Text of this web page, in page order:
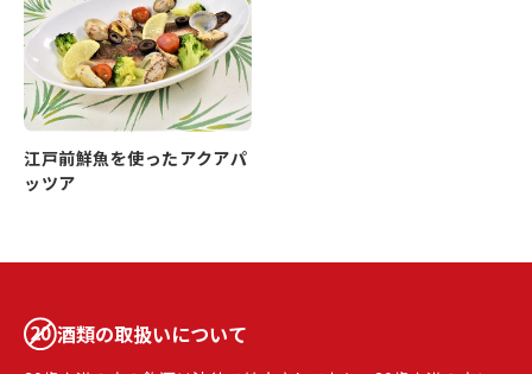
江戸前鮮魚を使ったアクアパ
ッツア
酒類の取扱いについて